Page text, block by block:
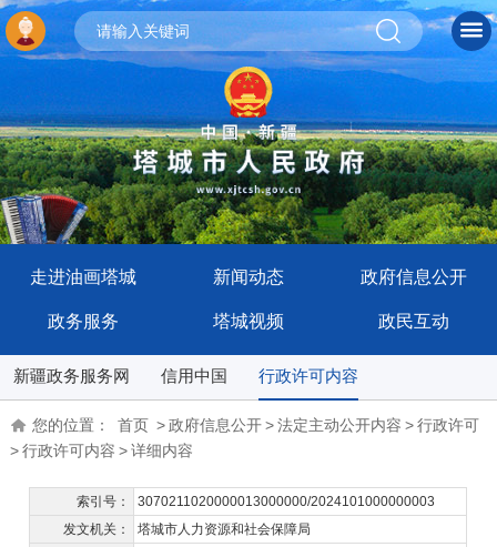
走进油画塔城 新闻动态 政府信息公开
政务服务 塔城视频 政民互动
新疆政务服务网 信用中国 行政许可内容
您的位置： 首页 >政府信息公开>法定主动公开内容 >行政许可
>行政许可内容 >详细内容
索引号：
3070211020000013000000/2024101000000003
发文机关：
塔城市人力资源和社会保障局